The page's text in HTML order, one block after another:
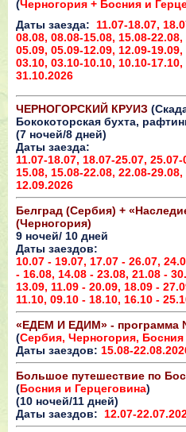
(Черногория + Босния и
Даты заезда: 11.07-18.07,
08.08, 08.08-15.08, 15.08-22.08,
05.09, 05.09-12.09, 12.09-
03.10, 03.10-10.10, 10.10-
31.10.2026
ЧЕРНОГОРСКИЙ КРУИЗ
Бококоторская бухта,
(7 ночей/8 дней)
Даты заезда:
11.07-18.07, 18.07-25.07, 25.07-
15.08, 15.08-22.08, 22.08-
12.09.2026
Белград (Сербия) +
(Черногория)
9 ночей/ 10 дней
Даты заездов:
10.07 - 19.07, 17.07 - 26.07,
- 16.08, 14.08 - 23.08, 21.08 -
13.09, 11.09 - 20.09, 18.09 -
11.10, 09.10 - 18.10, 16.10 -
«ЕДЕМ И ЕДИМ» - программа
(Сербия, Черногория, Босния
Даты заездов: 15.08-
Большое путешествие по
(Босния и Герцеговина)
(10 ночей/11 дней)
Даты заездов:
12.07-